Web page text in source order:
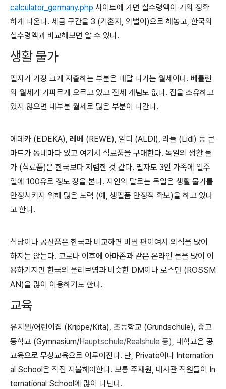
calculator_germany.php 사이트에 가면 실수령액이 거의 정확
하게 나온다. 세금 구간을 3 (기혼자, 외벌이)으로 해놓고, 한국의
실수령액과 비교해보면 알 수 있다.
생활 물가
필자가 가장 크게 지출하는 부분은 매달 나가는 월세이다. 베를린
의 월세가 가파르게 오르고 있고 전세 개념도 없다. 집을 소유하고
있지 않으면 대부분 월세로 많은 부분이 나간다.
에데카 (EDEKA), 레베 (REWE), 알디 (ALDI), 리들 (Lidl) 등 큰
마트가 동네마다 있고 여기서 식료품을 구매한다. 독일의 생활 물
가 (식료품)은 한국보다 저렴한 것 같다. 필자도 3인 가족에 일주
일에 100유로 정도 장을 본다. 지인의 말로는 독일은 생활 물가를
안정시키지 위해 많은 노력 (예, 생필품 안정적 확보)을 하고 있다
고 한다.
식당이나 공산품은 한국과 비교하면 비싼 편이여서 외식을 많이
하지는 않는다. 코로나 이후에 아마존과 같은 온라인 몰을 많이 이
용하기지만 한국의 올리브영과 비슷한 DM이나 로스만 (ROSSM
AN)을 많이 이용하기도 한다.
교육
유치원/어린이집 (Krippe/Kita), 초등학교 (Grundschule), 중고
등학교 (Gymnasium/Hauptschule/Realshule 등), 대학교은 공
교육으로 무상교육으로 이루어진다. 단, Private이나 Internation
al School은 직접 지불해야한다. 보통 주재원, 대사관 직원들이 In
ternational School에 많이 다닌다.